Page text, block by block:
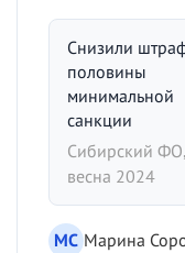
Снизили
половины
минимальной
санкции
Сибирский ФО,
весна 2024
МС Марина